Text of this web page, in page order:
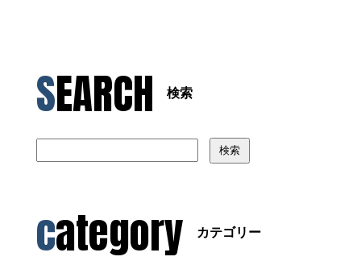
SEARCH 検索
検索
category カテゴリー